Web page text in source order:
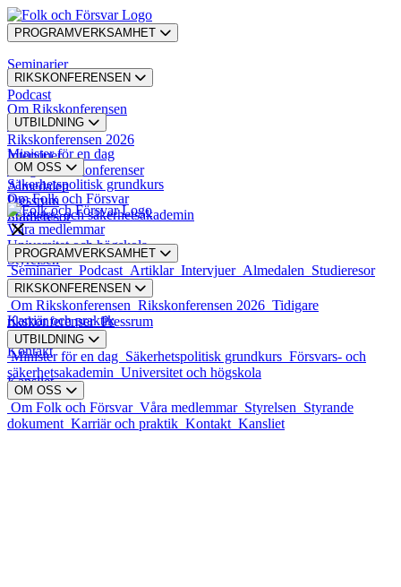
PROGRAMVERKSAMHET
Seminarier
Podcast
Artiklar
Intervjuer
Almedalen
Studieresor
RIKSKONFERENSEN
Om Rikskonferensen
Rikskonferensen 2026
Tidigare rikskonferenser
Pressrum
UTBILDNING
Minister för en dag
Säkerhetspolitisk grundkurs
Försvars- och säkerhetsakademin
Universitet och högskola
OM OSS
Om Folk och Försvar
Våra medlemmar
Styrelsen
Styrande dokument
Karriär och praktik
Kontakt
Kansliet
PROGRAMVERKSAMHET
Seminarier Podcast Artiklar Intervjuer Almedalen Studieresor
RIKSKONFERENSEN
Om Rikskonferensen Rikskonferensen 2026 Tidigare
rikskonferenserPressrum
UTBILDNING
Minister för en dag Säkerhetspolitisk grundkurs Försvars- och
säkerhetsakademin Universitet och högskola
OM OSS
Om Folk och Försvar Våra medlemmar Styrelsen Styrande
dokument Karriär och praktik Kontakt Kansliet